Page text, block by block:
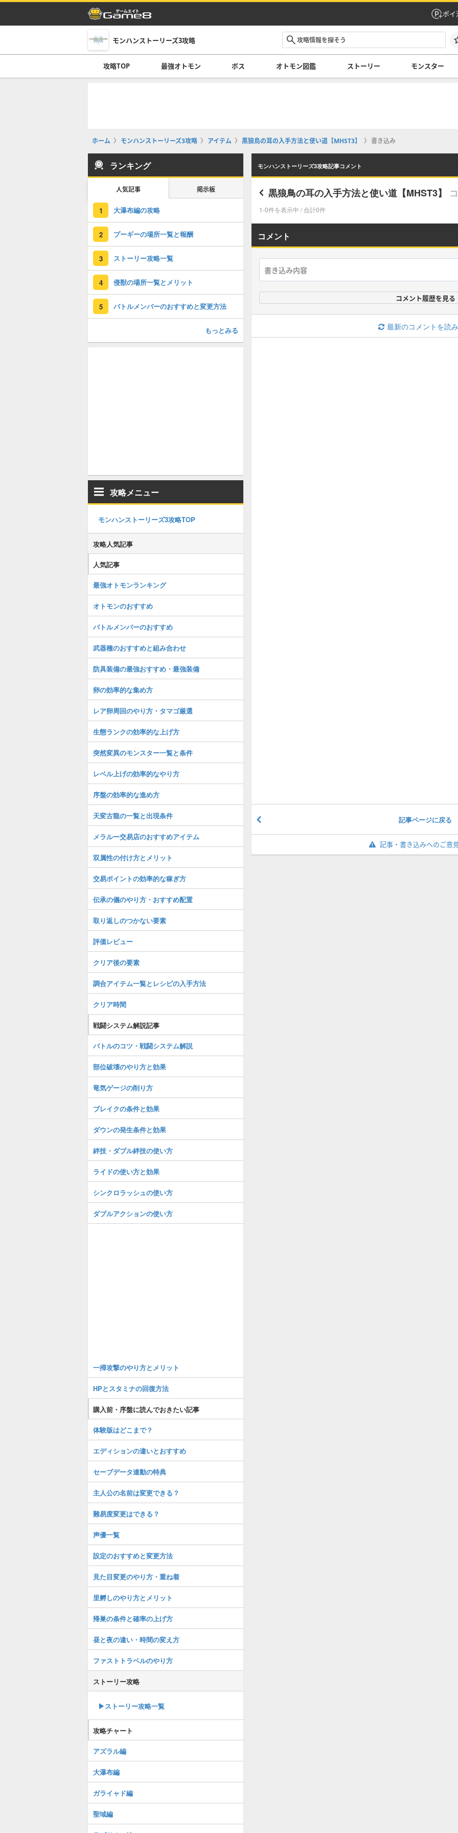
ポイ
モンハンストーリーズ3攻略
攻略TOP 最強オトモン ボス オトモン図鑑 ストーリー モンスター
ホーム モンハンストーリーズ3攻略 アイテム 黒狼鳥の耳の入手方法と使い道【MHST3】 書き込み
モンハンストーリーズ3攻略記事コメント
黒狼鳥の耳の入手方法と使い道【MHST3】
1-0件を表示中 / 合計0件
コメント
コメント履歴を見る
最新のコメントを読
記事ページに戻る
記事・書き込みへのご意
ランキング
人気記事 掲示板
1 大瀑布編の攻略
2 プーギーの場所一覧と報酬
3 ストーリー攻略一覧
4 侵獣の場所一覧とメリット
5 バトルメンバーのおすすめと変更方法
もっとみる
攻略メニュー
モンハンストーリーズ3攻略TOP
攻略人気記事
人気記事
最強オトモンランキング
オトモンのおすすめ
バトルメンバーのおすすめ
武器種のおすすめと組み合わせ
防具装備の最強おすすめ・最強装備
卵の効率的な集め方
レア卵周回のやり方・タマゴ厳選
生態ランクの効率的な上げ方
突然変異のモンスター一覧と条件
レベル上げの効率的なやり方
序盤の効率的な進め方
天変古龍の一覧と出現条件
メラルー交易店のおすすめアイテム
双属性の付け方とメリット
交易ポイントの効率的な稼ぎ方
伝承の儀のやり方・おすすめ配置
取り返しのつかない要素
評価レビュー
クリア後の要素
調合アイテム一覧とレシピの入手方法
クリア時間
戦闘システム解説記事
バトルのコツ・戦闘システム解説
部位破壊のやり方と効果
竜気ゲージの削り方
ブレイクの条件と効果
ダウンの発生条件と効果
絆技・ダブル絆技の使い方
ライドの使い方と効果
シンクロラッシュの使い方
ダブルアクションの使い方
一掃攻撃のやり方とメリット
HPとスタミナの回復方法
購入前・序盤に読んでおきたい記事
体験版はどこまで？
エディションの違いとおすすめ
セーブデータ連動の特典
主人公の名前は変更できる？
難易度変更はできる？
声優一覧
設定のおすすめと変更方法
見た目変更のやり方・重ね着
里孵しのやり方とメリット
帰巣の条件と確率の上げ方
昼と夜の違い・時間の変え方
ファストトラベルのやり方
ストーリー攻略
▶︎ストーリー攻略一覧
攻略チャート
アズラル編
大瀑布編
ガライャド編
聖域編